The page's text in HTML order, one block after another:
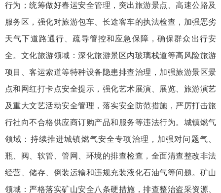
行为；统筹做好春运安全管理，突出旅游景点、高速公路及
服务区，强化对旅游包车、长途客车的执法检查，加强恶劣
天气下道路通行、疏导管控和应急保障，确保群众出行安
全。文化旅游领域：深化旅游景区内玻璃栈道等高风险旅游
项目、客运索道等特种设备隐患排查治理，加强旅游景区景
点和网红打卡点安全提示，强化艺术展演、展览、旅游演艺
及重大文艺活动安全管理，落实安全防范措施，严厉打击旅
行社向不合格供应商订购产品和服务等违法行为。城镇燃气
领域：持续推进城镇燃气安全专项治理，加强对问题气、
瓶、阀、软管、管网、环境的排查检查，全面清查整改非法
经营、储存、倒装运输和违规充装液化石油气等问题。矿山
领域：严格落实矿山安全八条硬措施，排查整治盗采资源、